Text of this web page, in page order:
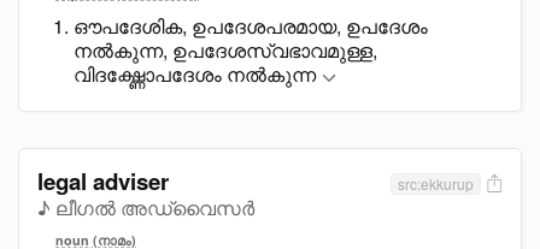
ഔപദേശിക, ഉപദേശപരമായ, ഉപദേശം
നൽകുന്ന, ഉപദേശസ്വഭാവമുള്ള,
വിദഗ്ദ്ധോപദേശം നൽകുന്ന
legal adviser
♪ ലീഗൽ അഡ്വൈസർ
src:ekkurup
noun (നാമം)